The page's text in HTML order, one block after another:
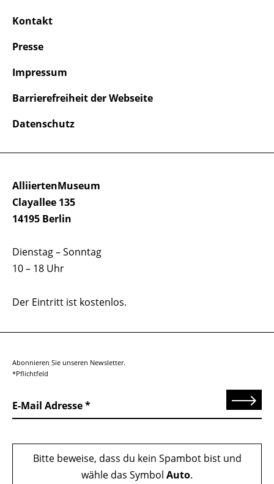
AlliiertenMuseum
Clayallee 135
14195 Berlin
Dienstag – Sonntag
10 – 18 Uhr
Der Eintritt ist kostenlos.
Kontakt
Presse
Impressum
Barrierefreiheit der Webseite
Datenschutz
Abonnieren Sie unseren Newsletter.
*Pflichtfeld
E-Mail Adresse Senden
Bitte beweise, dass du kein Spambot bist und
wähle das Symbol Auto.